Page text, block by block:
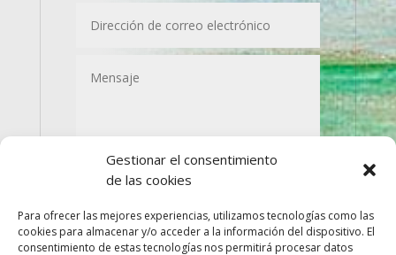
Gestionar el consentimiento
de las cookies
Para ofrecer las mejores experiencias, utilizamos tecnologías como las
cookies para almacenar y/o acceder a la información del dispositivo. El
consentimiento de estas tecnologías nos permitirá procesar datos
1 + 4= Enviar